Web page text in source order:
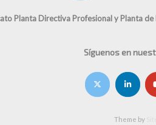
Planta Directiva Profesional y Planta
Síguenos en
Theme by